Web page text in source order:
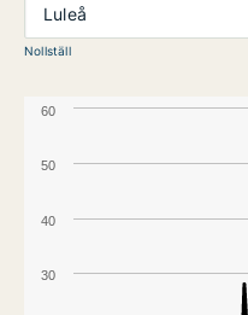
Luleå
Nollställ
30
40
50
60